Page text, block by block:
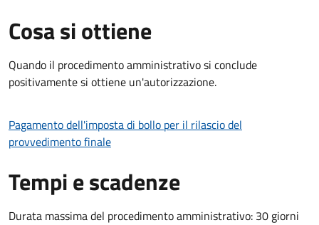
Cosa si ottiene
Quando il procedimento amministrativo si conclude
positivamente si ottiene un'autorizzazione.
Pagamento dell'imposta di bollo per il rilascio del
provvedimento finale
Tempi e scadenze
Durata massima del procedimento amministrativo: 30 giorni